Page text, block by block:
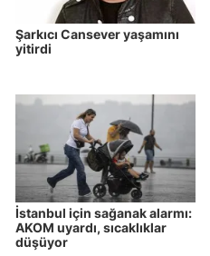
Şarkıcı Cansever yaşamını
yitirdi
İstanbul için sağanak alarmı:
AKOM uyardı, sıcaklıklar
düşüyor